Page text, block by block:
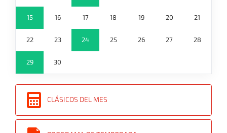
15 16 17 18 19 20 21
22 23 24 25 26 27 28
29 30
CLÁSICOS DEL MES